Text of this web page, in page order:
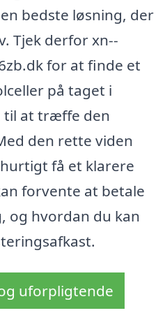
bedste løsning, der
Tjek derfor xn--
for at finde et
på taget i
til at træffe den
den rette viden
få et klarere
forvente at betale
og hvordan du kan
uforpligtende